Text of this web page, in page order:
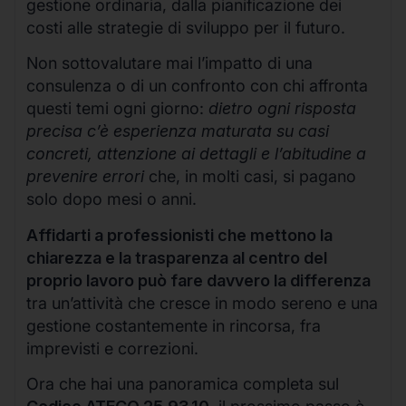
gestione ordinaria, dalla pianificazione dei
costi alle strategie di sviluppo per il futuro.
Non sottovalutare mai l’impatto di una
consulenza o di un confronto con chi affronta
questi temi ogni giorno: dietro ogni risposta
precisa c’è esperienza maturata su casi
concreti, attenzione ai dettagli e l’abitudine a
prevenire errori che, in molti casi, si pagano
solo dopo mesi o anni.
Affidarti a professionisti che mettono la
chiarezza e la trasparenza al centro del
proprio lavoro può fare davvero la differenza
tra un’attività che cresce in modo sereno e una
gestione costantemente in rincorsa, fra
imprevisti e correzioni.
Ora che hai una panoramica completa sul